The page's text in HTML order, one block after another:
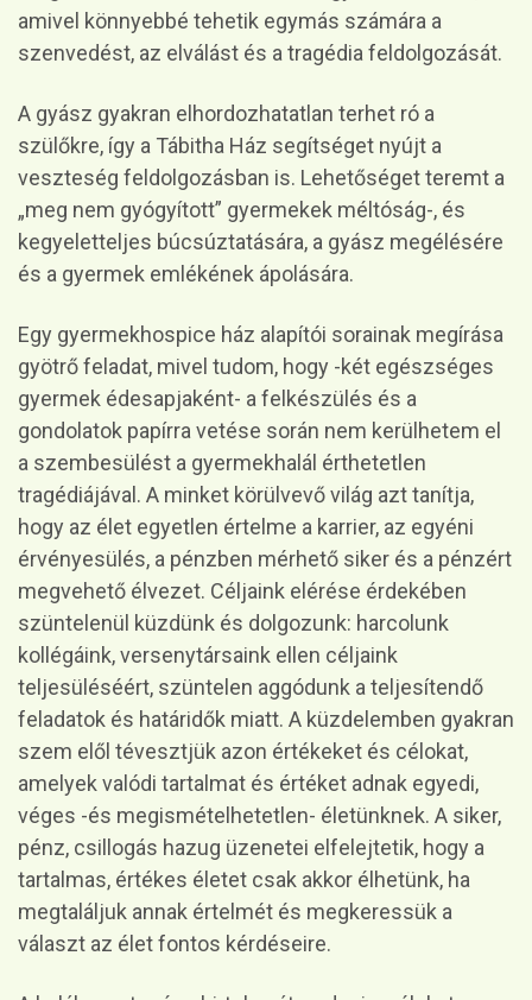
amivel könnyebbé tehetik egymás számára a
szenvedést, az elválást és a tragédia feldolgozását.
A gyász gyakran elhordozhatatlan terhet ró a
szülőkre, így a Tábitha Ház segítséget nyújt a
veszteség feldolgozásban is. Lehetőséget teremt a
„meg nem gyógyított” gyermekek méltóság-, és
kegyeletteljes búcsúztatására, a gyász megélésére
és a gyermek emlékének ápolására.
Egy gyermekhospice ház alapítói sorainak megírása
gyötrő feladat, mivel tudom, hogy -két egészséges
gyermek édesapjaként- a felkészülés és a
gondolatok papírra vetése során nem kerülhetem el
a szembesülést a gyermekhalál érthetetlen
tragédiájával. A minket körülvevő világ azt tanítja,
hogy az élet egyetlen értelme a karrier, az egyéni
érvényesülés, a pénzben mérhető siker és a pénzért
megvehető élvezet. Céljaink elérése érdekében
szüntelenül küzdünk és dolgozunk: harcolunk
kollégáink, versenytársaink ellen céljaink
teljesüléséért, szüntelen aggódunk a teljesítendő
feladatok és határidők miatt. A küzdelemben gyakran
szem elől tévesztjük azon értékeket és célokat,
amelyek valódi tartalmat és értéket adnak egyedi,
véges -és megismételhetetlen- életünknek. A siker,
pénz, csillogás hazug üzenetei elfelejtetik, hogy a
tartalmas, értékes életet csak akkor élhetünk, ha
megtaláljuk annak értelmét és megkeressük a
választ az élet fontos kérdéseire.